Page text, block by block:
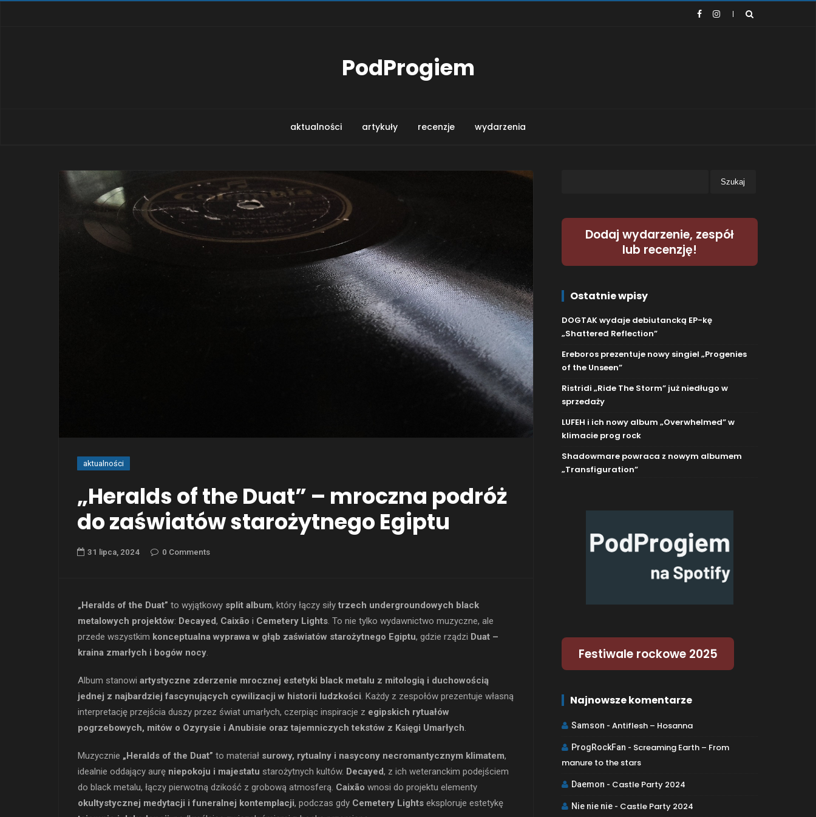
PodProgiem
aktualności artykuły recenzje wydarzenia
aktualności
„Heralds of the Duat” – mroczna podróż
do zaświatów starożytnego Egiptu
31 lipca, 2024 0 Comments
„Heralds of the Duat” to wyjątkowy split album, który łączy siły trzech undergroundowych black
metalowych projektów: Decayed, Caixão i Cemetery Lights . To nie tylko wydawnictwo muzyczne, ale
przede wszystkim konceptualna wyprawa w głąb zaświatów starożytnego Egiptu, gdzie rządzi Duat –
kraina zmarłych i bogów nocy
Album stanowi artystyczne zderzenie mrocznej estetyki black metalu z mitologią i duchowością
jednej z najbardziej fascynujących cywilizacji w historii ludzkości . Każdy z zespołów prezentuje własną
interpretację przejścia duszy przez świat umarłych, czerpiąc inspiracje z egipskich rytuałów
pogrzebowych, mitów o Ozyrysie i Anubisie oraz tajemniczych tekstów z Księgi Umarłych
Muzycznie „Heralds of the Duat” to materiał surowy, rytualny i nasycony necromantycznym klimatem,
idealnie oddający aurę niepokoju i majestatu starożytnych kultów. Decayed, z ich weteranckim podejściem
do black metalu, łączy pierwotną dzikość z grobową atmosferą. Caixão wnosi do projektu elementy
okultystycznej medytacji i funeralnej kontemplacji, podczas gdy Cemetery Lights eksploruje estetykę
Dodaj wydarzenie, zespół
lub recenzję!
Ostatnie wpisy
DOGTAK wydaje debiutancką EP-kę
„Shattered Reflection”
Ereboros prezentuje nowy singiel „Progenies
of the Unseen”
Ristridi „Ride The Storm” już niedługo w
sprzedaży
LUFEH i ich nowy album „Overwhelmed” w
klimacie prog rock
Shadowmare powraca z nowym albumem
„Transfiguration”
Festiwale rockowe 2025
Najnowsze komentarze
Samson -Antiflesh – Hosanna
ProgRockFan - Screaming Earth – From
manure to the stars
Daemon - Castle Party 2024
Nie nie nie - Castle Party 2024